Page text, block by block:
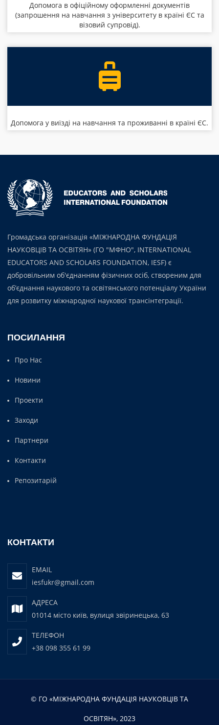
Допомога в офіційному оформленні документів
(запрошення на навчання з університету в країні ЄС та
візовий супровід).
Допомога у виїзді на навчання та проживанні в країні ЄС.
Громадська організація «МІЖНАРОДНА ФУНДАЦІЯ
НАУКОВЦІВ ТА ОСВІТЯН» (ГО "МФНО", INTERNATIONAL
EDUCATORS AND SCHOLARS FOUNDATION, IESF) є
добровільним об'єднанням фізичних осіб, створеним для
об’єднання наукового та освітянського потенціалу України
для розвитку міжнародної наукової трансінтеграції.
ПОСИЛАННЯ
Про Нас
Новини
Проекти
Заходи
Партнери
Контакти
Репозитарій
КОНТАКТИ
EMAIL
iesfukr@gmail.com
АДРЕСА
01014 місто київ, вулиця звіринецька, 63
ТЕЛЕФОН
+38 098 355 61 99
© ГО «МІЖНАРОДНА ФУНДАЦІЯ НАУКОВЦІВ ТА
ОСВІТЯН», 2023